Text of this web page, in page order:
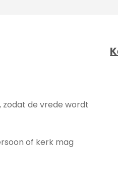
zodat de vrede wordt
of kerk mag